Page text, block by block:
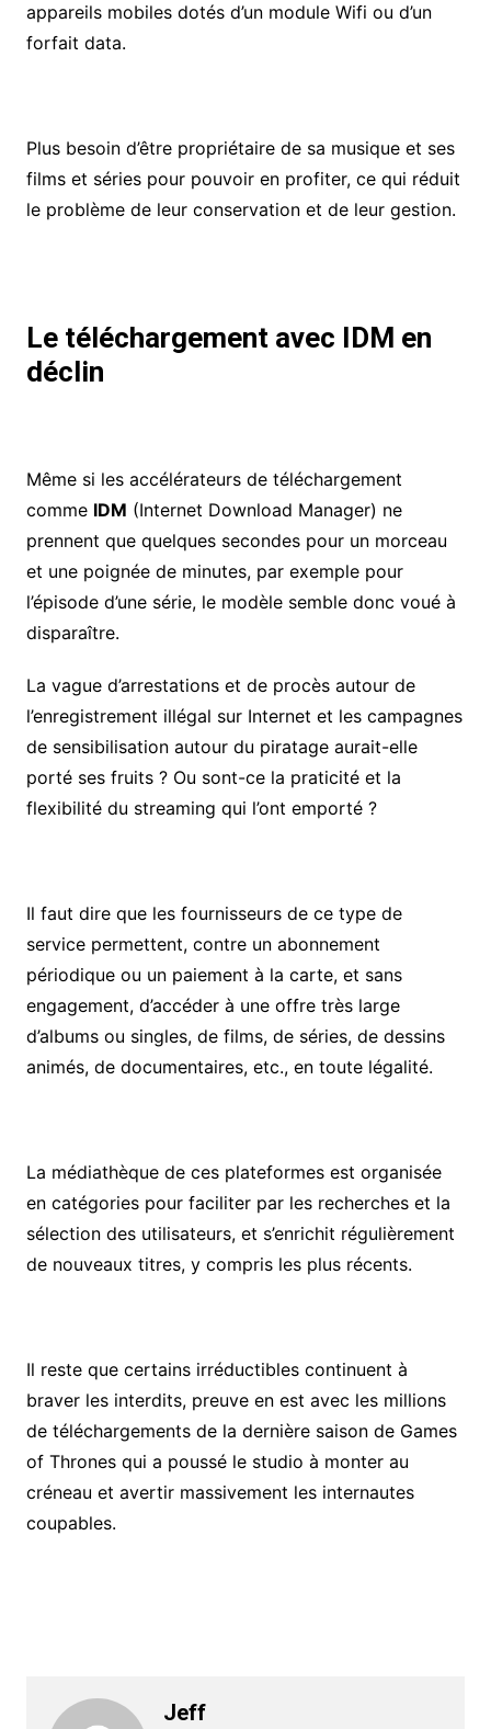
appareils mobiles dotés d’un module Wifi ou d’un
forfait data.
Plus besoin d’être propriétaire de sa musique et ses
films et séries pour pouvoir en profiter, ce qui réduit
le problème de leur conservation et de leur gestion.
Le téléchargement avec IDM en
déclin
Même si les accélérateurs de téléchargement
comme IDM (Internet Download Manager) ne
prennent que quelques secondes pour un morceau
et une poignée de minutes, par exemple pour
l’épisode d’une série, le modèle semble donc voué à
disparaître.
La vague d’arrestations et de procès autour de
l’enregistrement illégal sur Internet et les campagnes
de sensibilisation autour du piratage aurait-elle
porté ses fruits ? Ou sont-ce la praticité et la
flexibilité du streaming qui l’ont emporté ?
Il faut dire que les fournisseurs de ce type de
service permettent, contre un abonnement
périodique ou un paiement à la carte, et sans
engagement, d’accéder à une offre très large
d’albums ou singles, de films, de séries, de dessins
animés, de documentaires, etc., en toute légalité.
La médiathèque de ces plateformes est organisée
en catégories pour faciliter par les recherches et la
sélection des utilisateurs, et s’enrichit régulièrement
de nouveaux titres, y compris les plus récents.
Il reste que certains irréductibles continuent à
braver les interdits, preuve en est avec les millions
de téléchargements de la dernière saison de Games
of Thrones qui a poussé le studio à monter au
créneau et avertir massivement les internautes
coupables.
Jeff